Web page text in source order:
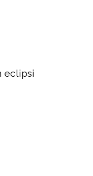
eclipsi